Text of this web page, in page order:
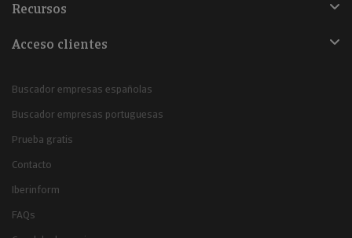
Recursos
Acceso clientes
Buscador empresas españolas
Buscador empresas portuguesas
Prueba gratis
Contacto
Iberinform
FAQs